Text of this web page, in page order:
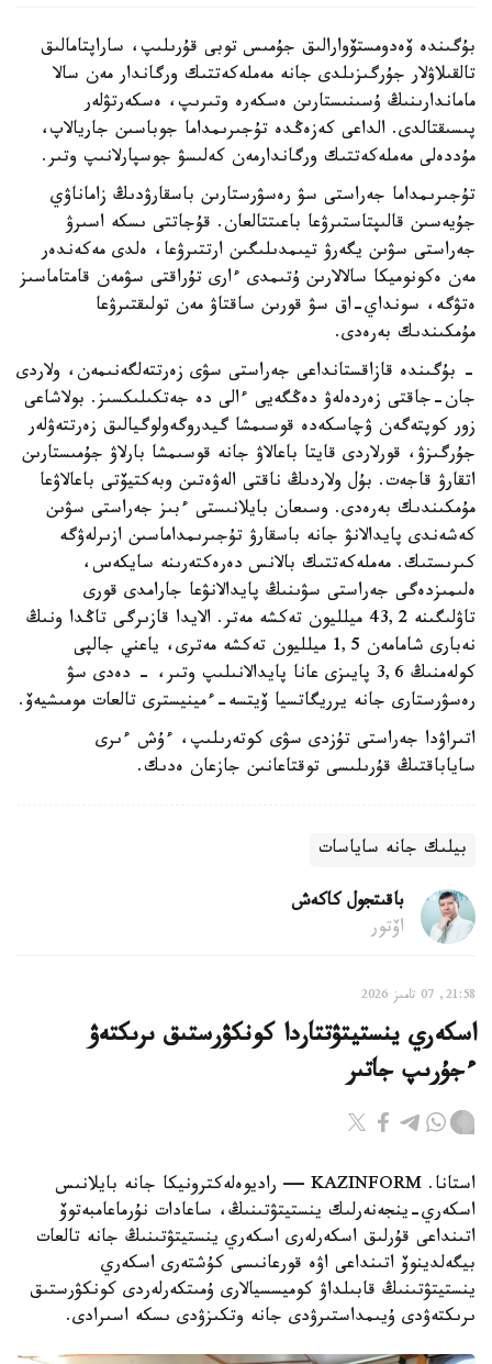
بۇگىندە ۆەدومستۆوارالىق جۇمىس توبى قۇرىلىپ، ساراپتامالىق
تالقىلاۋلار جۇرگىزىلدى جانە مەملەكەتتىك ورگاندار مەن سالا
ماماندارىنىڭ ۇسىنىستارىن ەسكەرە وتىرىپ، ەسكەرتۋلەر
پىسىقتالدى. الداعى كەزەڭدە تۇجىرىمداما جوباسىن جاريالاپ،
مۇددەلى مەملەكەتتىك ورگاندارمەن كەلىسۋ جوسپارلانىپ وتىر.
تۇجىرىمداما جەراستى سۋ رەسۋرستارىن باسقارۋدىڭ زاماناۋي
جۇيەسىن قالىپتاستىرۋعا باعىتتالعان. قۇجاتتى ىسكە اسىرۋ
جەراستى سۋىن يگەرۋ تيىمدىلىگىن ارتتىرۋعا، ەلدى مەكەندەر
مەن ەكونوميكا سالالارىن ۇتىمدى ءارى تۇراقتى سۋمەن قامتاماسىز
ەتۋگە، سونداي-اق سۋ قورىن ساقتاۋ مەن تولىقتىرۋعا
مۇمكىندىك بەرەدى.
- بۇگىندە قازاقستانداعى جەراستى سۋى زەرتتەلگەنىمەن، ولاردى
جان-جاقتى زەردەلەۋ دەڭگەيى ءالى دە جەتكىلىكسىز. بولاشاعى
زور كوپتەگەن ۋچاسكەدە قوسىمشا گيدروگەولوگيالىق زەرتتەۋلەر
جۇرگىزۋ، قورلاردى قايتا باعالاۋ جانە قوسىمشا بارلاۋ جۇمىستارىن
اتقارۋ قاجەت. بۇل ولاردىڭ ناقتى الەۋەتىن وبەكتيۆتى باعالاۋعا
مۇمكىندىك بەرەدى. وسىعان بايلانىستى ءبىز جەراستى سۋىن
كەشەندى پايدالانۋ جانە باسقارۋ تۇجىرىمداماسىن ازىرلەۋگە
كىرىستىك. مەملەكەتتىك بالانس دەرەكتەرىنە سايكەس،
ەلىمىزدەگى جەراستى سۋىنىڭ پايدالانۋعا جارامدى قورى
تاۋلىگىنە 43,2 ميلليون تەكشە مەتر. الايدا قازىرگى تاڭدا ونىڭ
نەبارى شامامەن 1,5 ميلليون تەكشە مەترى، ياعني جالپى
كولەمنىڭ 3,6 پايىزى عانا پايدالانىلىپ وتىر، - دەدى سۋ
رەسۋرستارى جانە يرريگاتسيا ۆيتسە-ءمينيسترى تالعات مومىشيەۆ.
اتىراۋدا جەراستى تۇزدى سۋى كوتەرىلىپ، ءۇش ءىرى
ساياباقتىڭ قۇرىلىسى توقتاعانىن جازعان ەدىك.
بيلىك جانە ساياسات
باقىتجول كاكەش
اۆتور
21:58, 07 تامىز 2026
اسكەري ينستيتۋتتاردا كونكۋرستىق ىرىكتەۋ
ءجۇرىپ جاتىر
استانا. KAZINFORM — راديوەلەكترونيكا جانە بايلانىس
اسكەري-ينجەنەرلىك ينستيتۋتىنىڭ، ساعادات نۇرماعامبەتوۆ
اتىنداعى قۇرلىق اسكەرلەرى اسكەري ينستيتۋتىنىڭ جانە تالعات
بيگەلدينوۆ اتىنداعى اۋە قورعانىسى كۇشتەرى اسكەري
ينستيتۋتىنىڭ قابىلداۋ كوميسسيالارى ۇمىتكەرلەردى كونكۋرستىق
ىرىكتەۋدى ۇيىمداستىرۋدى جانە وتكىزۋدى ىسكە اسىرادى.